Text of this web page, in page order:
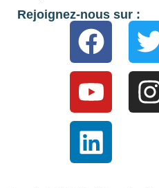
Rejoignez-nous sur :